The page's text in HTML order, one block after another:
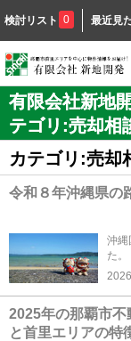
検討リスト 0 最近見
有限会社新地
テゴリ:売却相
カテゴリ:売却
令和８年沖縄県の
沖縄
2025年の那覇市
と首里エリアの特